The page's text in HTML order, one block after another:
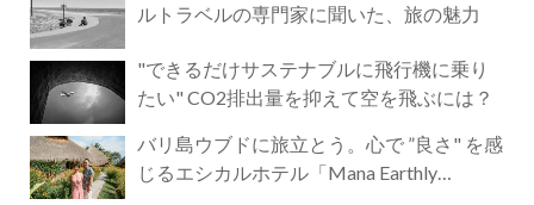
ルトラベルの専門家に聞いた、旅の魅力
"できるだけサステナブルに飛行機に乗り
たい" CO2排出量を抑えて空を飛ぶには？
バリ島ウブドに旅立とう。心で ”良さ" を感
じるエシカルホテル「Mana Earthly